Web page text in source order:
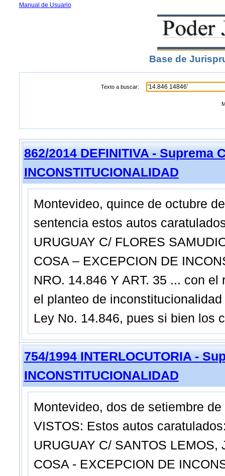
Manual de Usuario
Base de
Texto a buscar:
862/2014 DEFINITIVA - Suprema
INCONSTITUCIONALIDAD
Montevideo, quince de octubre
sentencia estos autos
URUGUAY C/ FLORES
COSA – EXCEPCION DE
NRO. 14.846 Y ART. 35 ... con
el planteo de
Ley No. 14.846, pues si bien los
754/1994 INTERLOCUTORIA -
INCONSTITUCIONALIDAD
Montevideo, dos de setiembre
VISTOS: Estos autos
URUGUAY C/ SANTOS
COSA - EXCEPCION DE